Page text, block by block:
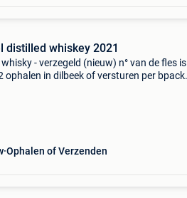
distilled whiskey 2021
whisky - verzegeld (nieuw) n° van de fles is
ophalen in dilbeek of versturen per bpack
Ophalen of Verzenden